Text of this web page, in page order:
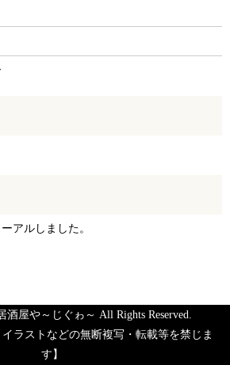
アルしました。
屋や～じぐゎ～ All Rights Reserved.
イラストなどの無断複写・転載等を禁じま
す】